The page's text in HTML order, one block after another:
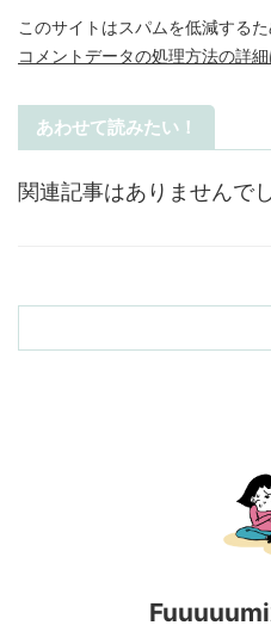
このサイトはスパムを低減する
コメントデータの処理方法の詳
あわせて読みたい！
関連記事はありませんで